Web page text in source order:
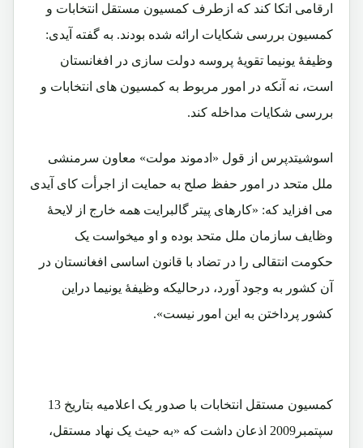
ارقامی اتکا کند که ازطرف کمسیون مستقل انتخابات و
کمسیون بررسی شکایات ارائه شده بودند. به گفته آیدی:
وظیفۀ یونیما تقویۀ پروسه دولت سازی در افغانستان
است، نه آنکه در امور مربوط به کمسیون های انتخابات و
بررسی شکایات مداخله کند.
اسوشیتدپرس از قول «ادموند مولت» معاون سرمنشی
ملل متحد در امور حفظ صلح به حمایت از اجرأت کای آیدی
می افزاید که: «کارهای پیتر گالبرایت همه خارج از لایحۀ
وظایف سازمان ملل متحد بوده و او میخواست یک
حکومت انتقالی را در تضاد با قانون اساسی افغانستان در
آن کشور به وجود آورد، درحالیکه وظیفۀ یونیما دراین
کشور پرداختن به این امور نیست».
کمسیون مستقل انتخابات با صدور یک اعلامیه بتاریخ 13
سپتمبر2009 اذعان داشت که «به حیث یک نهاد مستقل،